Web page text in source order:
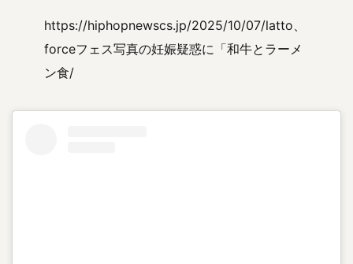
https://hiphopnewscs.jp/2025/10/07/latto、
forceフェス写真の妊娠疑惑に「和牛とラーメ
ン食/